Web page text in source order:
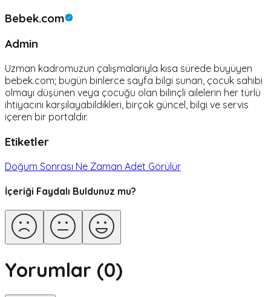
Bebek.com
Admin
Uzman kadromuzun çalışmalarıyla kısa sürede büyüyen
bebek.com; bugün binlerce sayfa bilgi sunan, çocuk sahibi
olmayı düşünen veya çocuğu olan bilinçli ailelerin her türlü
ihtiyacını karşılayabildikleri, birçok güncel, bilgi ve servis
içeren bir portaldır.
Etiketler
Doğum Sonrası Ne Zaman Adet Görülür
İçeriği Faydalı Buldunuz mu?
Yorumlar (0)